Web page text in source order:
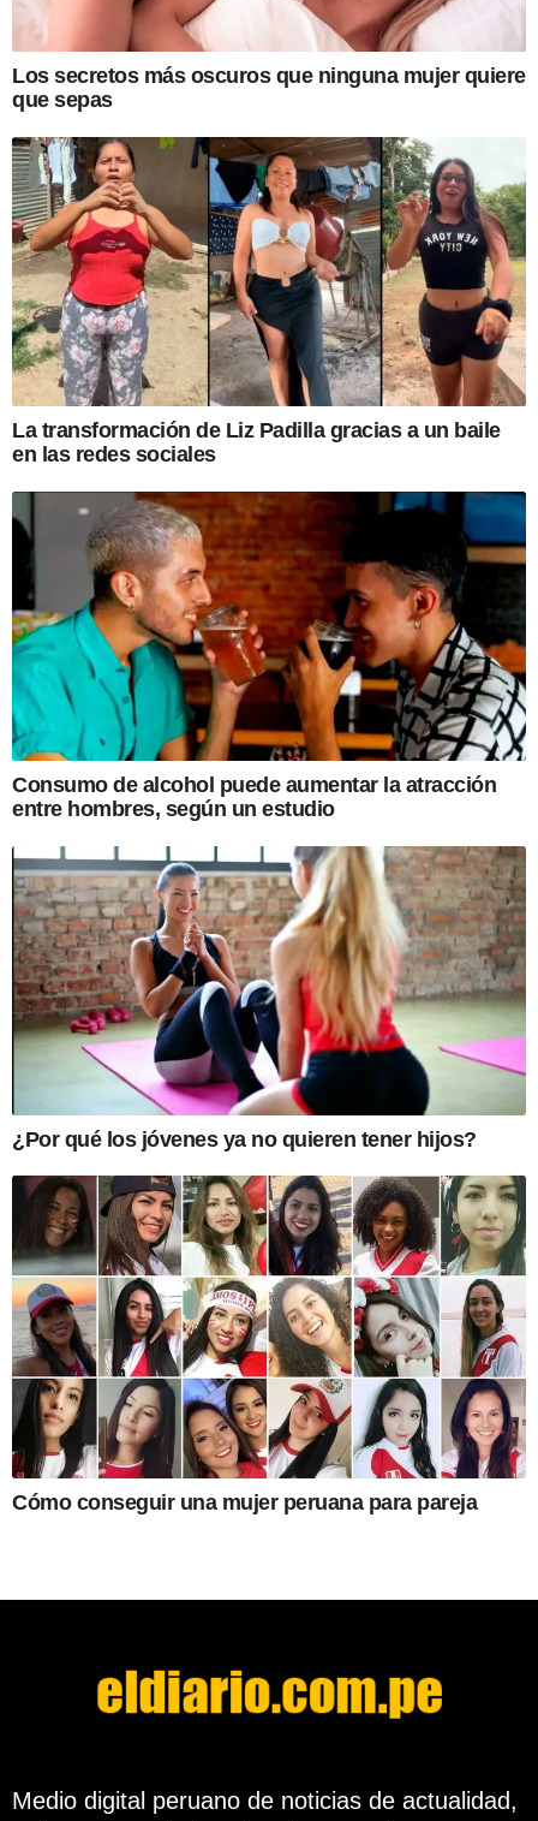
Los secretos más oscuros que ninguna mujer quiere
que sepas
La transformación de Liz Padilla gracias a un baile
en las redes sociales
Consumo de alcohol puede aumentar la atracción
entre hombres, según un estudio
¿Por qué los jóvenes ya no quieren tener hijos?
Cómo conseguir una mujer peruana para pareja
Medio digital peruano de noticias de actualidad,